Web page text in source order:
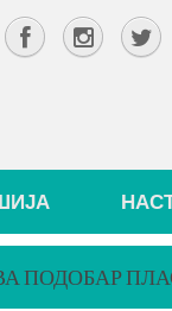
ПОДОБАР